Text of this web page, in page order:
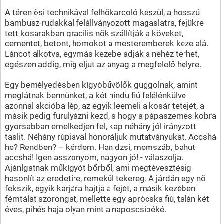
A téren ősi technikával felhőkarcoló készül, a hosszú
bambusz-rudakkal felállványozott magaslatra, fejükre
tett kosarakban gracilis nők szállítják a köveket,
cementet, betont, homokot a mesteremberek keze alá.
Láncot alkotva, egymás kezébe adják a nehéz terhet,
egészen addig, míg eljut az anyag a megfelelő helyre.
Egy bemélyedésben kígyóbűvölők guggolnak, amint
meglátnak bennünket, a két hindu fiú felélénkülve
azonnal akcióba lép, az egyik leemeli a kosár tetejét, a
másik pedig furulyázni kezd, s hogy a pápaszemes kobra
gyorsabban emelkedjen fel, kap néhány jól irányzott
taslit. Néhány rúpiával honoráljuk mutatványukat. Accshá
he? Rendben? – kérdem. Han dzsi, memszáb, bahut
accshá! Igen asszonyom, nagyon jó! - válaszolja.
Ajánlgatnak műkígyót bőrből, ami megtévesztésig
hasonlít az eredetire, remekül tekereg. A járdán egy nő
fekszik, egyik karjára hajtja a fejét, a másik kezében
fémtálat szorongat, mellette egy aprócska fiú, talán két
éves, pihés haja olyan mint a naposcsibéké.